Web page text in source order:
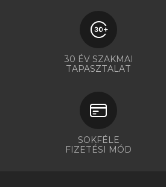
30 ÉV SZAKMAI
TAPASZTALAT
SOKFÉLE
FIZETÉSI MÓD